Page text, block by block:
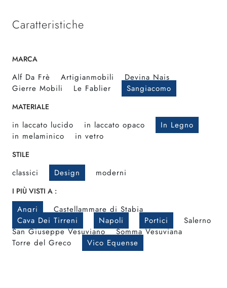
Caratteristiche
MARCA
Alf Da Frè Artigianmobili
Devina Nais
Gierre Mobili
Le Fablier Sangiacomo
MATERIALE
in laccato lucido in laccato opaco
In Legno
in melaminico
in vetro
STILE
classici Design moderni
I PIÙ VISTI A :
Angri
Castellammare di Stabia
Cava Dei Tirreni
Napoli Portici
Salerno
San Giuseppe Vesuviano
Somma Vesuviana
Torre del Greco
Vico Equense